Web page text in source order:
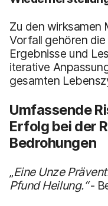
Zu den wirksamen
Vorfall gehören
Ergebnisse und
iterative
gesamten
Umfassende
Erfolg bei der
Bedrohungen
„Eine Unze
Pfund Heilung.“-